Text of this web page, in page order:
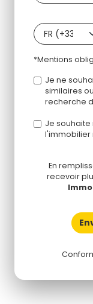
*Mentions
Je ne
similaires
recherche
Je
l'immobilier
En
recevoir